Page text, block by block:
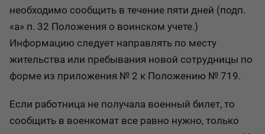
необходимо сообщить в течение пяти дней (подп.
«а» п. 32 Положения о воинском учете.)
Информацию следует направлять по месту
жительства или пребывания новой сотрудницы по
форме из приложения № 2 к Положению № 719.
Если работница не получала военный билет, то
сообщить в военкомат все равно нужно, только